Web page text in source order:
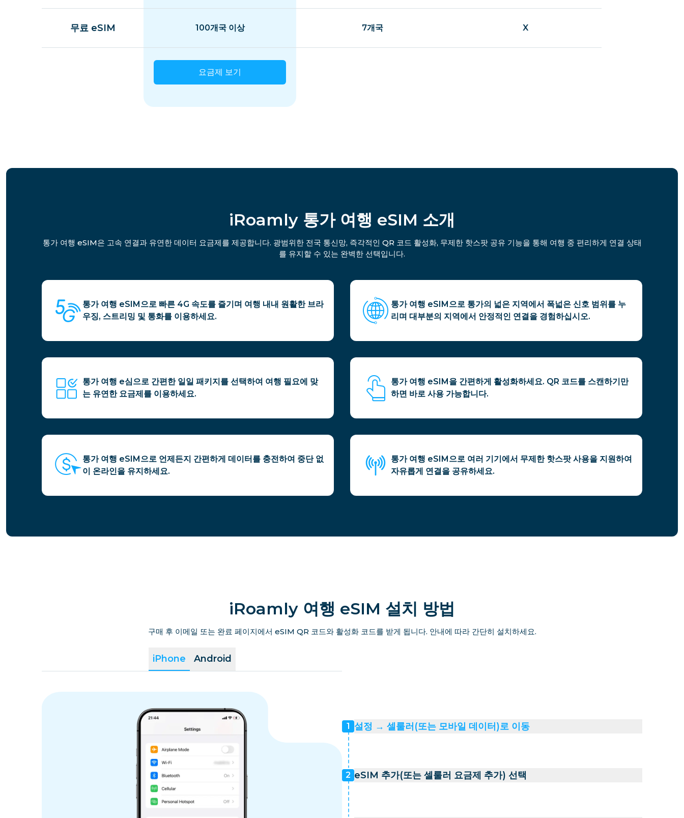
무료 eSIM 100개국 이상 7개국 X
요금제 보기
iRoamly 통가 여행 eSIM 소개
통가 여행 eSIM은 고속 연결과 유연한 데이터 요금제를 제공합니다. 광범위한 전국 통신망, 즉각적인 QR 코드 활성화, 무제한 핫스팟 공유 기능을 통해 여행 중 편리하게 연결 상태
를 유지할 수 있는 완벽한 선택입니다.
통가 여행 eSIM으로 빠른 4G 속도를 즐기며 여행 내내 원활한 브라
우징, 스트리밍 및 통화를 이용하세요.
통가 여행 eSIM으로 통가의 넓은 지역에서 폭넓은 신호 범위를 누
리며 대부분의 지역에서 안정적인 연결을 경험하십시오.
통가 여행 e심으로 간편한 일일 패키지를 선택하여 여행 필요에 맞
는 유연한 요금제를 이용하세요.
통가 여행 eSIM을 간편하게 활성화하세요. QR 코드를 스캔하기만
하면 바로 사용 가능합니다.
통가 여행 eSIM으로 언제든지 간편하게 데이터를 충전하여 중단 없
이 온라인을 유지하세요.
통가 여행 eSIM으로 여러 기기에서 무제한 핫스팟 사용을 지원하여
자유롭게 연결을 공유하세요.
iRoamly 여행 eSIM 설치 방법
구매 후 이메일 또는 완료 페이지에서 eSIM QR 코드와 활성화 코드를 받게 됩니다. 안내에 따라 간단히 설치하세요.
iPhone Android
1 설정 → 셀룰러(또는 모바일 데이터)로 이동
2 eSIM 추가(또는 셀룰러 요금제 추가) 선택